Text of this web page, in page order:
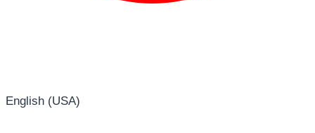
English (USA)